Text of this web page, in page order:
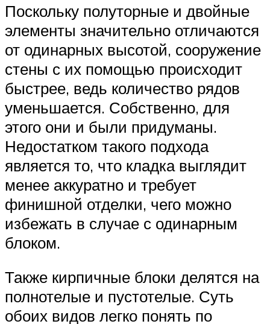
Поскольку полуторные и двойные
элементы значительно отличаются
от одинарных высотой, сооружение
стены с их помощью происходит
быстрее, ведь количество рядов
уменьшается. Собственно, для
этого они и были придуманы.
Недостатком такого подхода
является то, что кладка выглядит
менее аккуратно и требует
финишной отделки, чего можно
избежать в случае с одинарным
блоком.
Также кирпичные блоки делятся на
полнотелые и пустотелые. Суть
обоих видов легко понять по